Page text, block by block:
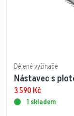
Dělené vyžínače
Nástavec s
3 590 Kč
1 skladem